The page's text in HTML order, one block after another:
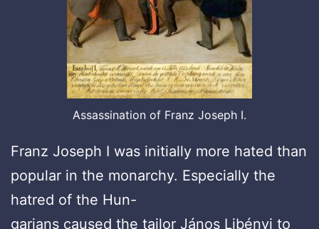
Assassination of Franz Joseph I.
Franz Joseph I was initially more hated than
popular in the monarchy. Especially the
hatred of the Hun-
garians caused the tailor János Libényi to